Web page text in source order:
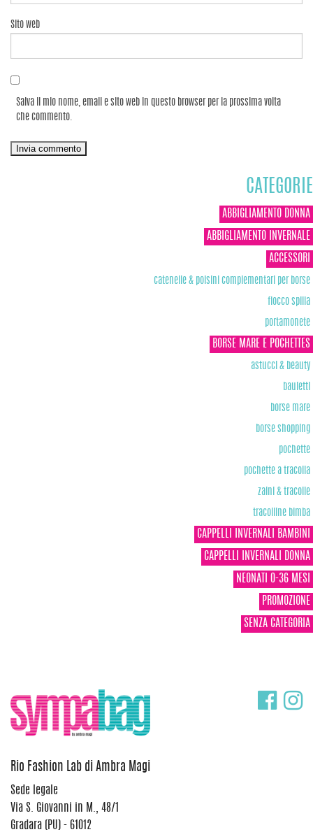
Sito web
Salva il mio nome, email e sito web in questo browser per la prossima volta
che commento.
CATEGORIE
ABBIGLIAMENTO DONNA
ABBIGLIAMENTO INVERNALE
ACCESSORI
catenelle & polsini complementari per borse
fiocco spilla
portamonete
BORSE MARE E POCHETTES
astucci & beauty
bauletti
borse mare
borse shopping
pochette
pochette a tracolla
zaini & tracolle
tracolline bimba
CAPPELLI INVERNALI BAMBINI
CAPPELLI INVERNALI DONNA
NEONATI 0-36 MESI
PROMOZIONE
SENZA CATEGORIA
Rio Fashion Lab di Ambra Magi
Sede legale
Via S. Giovanni in M., 48/1
Gradara (PU) - 61012